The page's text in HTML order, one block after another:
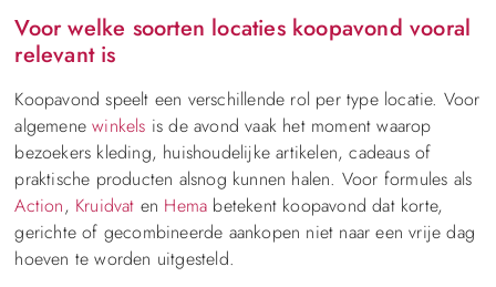
Voor welke soorten locaties koopavond vooral
relevant is
Koopavond speelt een verschillende rol per type locatie. Voor
algemenewinkels is de avond vaak het moment waarop
bezoekers kleding, huishoudelijke artikelen, cadeaus of
praktische producten alsnog kunnen halen. Voor formules als
Action, Kruidvat en Hema betekent koopavond dat korte,
gerichte of gecombineerde aankopen niet naar een vrije dag
hoeven te worden uitgesteld.